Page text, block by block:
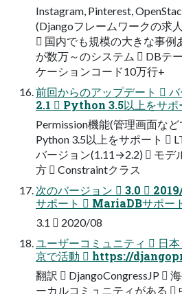
Instagram, Pinterest,
(Djangoフレームワークの求
 国内でも規模の大きな事例
が数万～のシステム  DBテ
ケーションコード10万行+
前回からのアップデート 
2.1  Python 3.5以上をサ
Permission機能(管理画面な
Python 3.5以上をサポート 
バージョン(1.11→2.2)  モデ
方  Constraintクラス
次のバージョン  3.0 
サポート  MariaDBサポー
3.1  2020/08
ユーザーコミュニティ  日
京で活動  https://
翻訳  DjangoCongressJP 
ーカルコミュニティがある 